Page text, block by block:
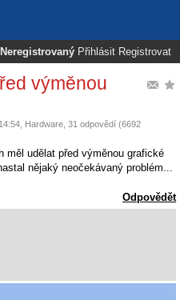
Neregistrovaný Přihlásit Registrovat
výměnou
14:54 Hardware , 31 odpovědí (6692
měl udělat před výměnou grafické
nějaký neočekávaný problém...
Odpovědět